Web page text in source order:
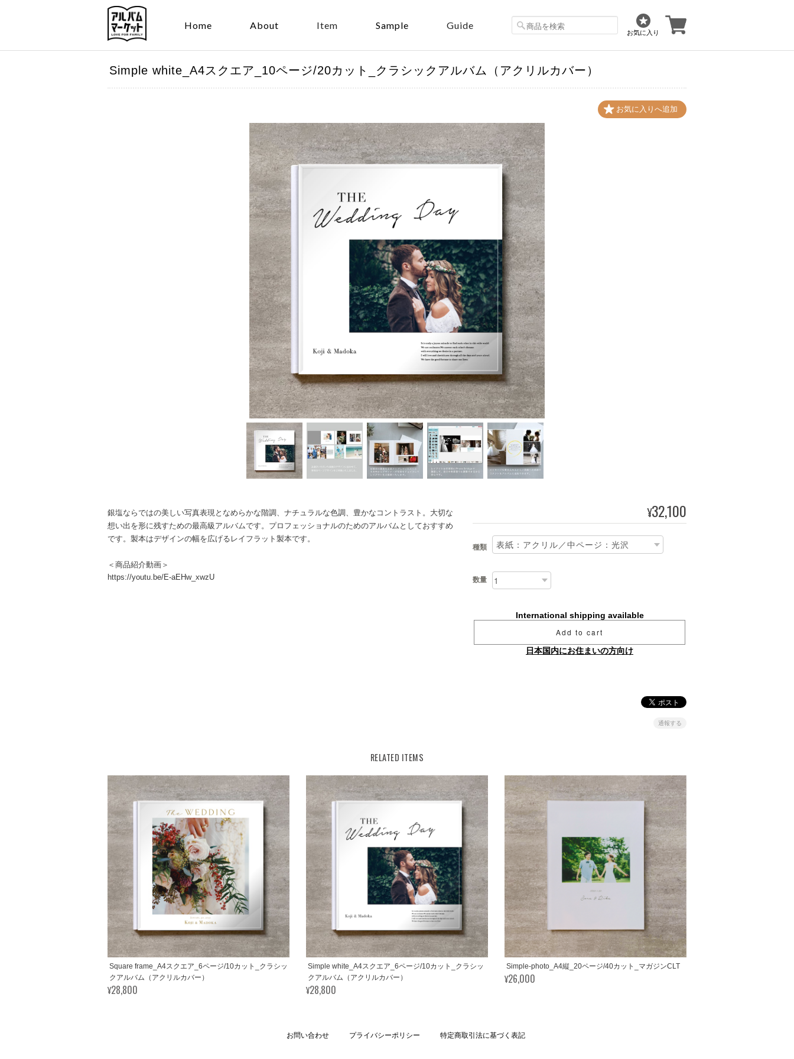
Home About Item Sample Guide
お気に入り
Simple white_A4スクエア_10ページ/20カット_クラシックアルバム（アクリルカバー）
銀塩ならではの美しい写真表現となめらかな階調、ナチュラルな色調、豊かなコントラスト。大切な
想い出を形に残すための最高級アルバムです。プロフェッショナルのためのアルバムとしておすすめ
です。製本はデザインの幅を広げるレイフラット製本です。
＜商品紹介動画＞
https://youtu.be/E-aEHw_xwzU
¥32,100
種類
数量
International shipping available
Add to cart
日本国内にお住まいの方向け
通報する
RELATED ITEMS
Square frame_A4スクエア_6ページ/10カット_クラシッ
クアルバム（アクリルカバー）
¥28,800
Simple white_A4スクエア_6ページ/10カット_クラシッ
クアルバム（アクリルカバー）
¥28,800
Simple-photo_A4縦_20ページ/40カット_マガジンCLT
¥26,000
お問い合わせ プライバシーポリシー 特定商取引法に基づく表記